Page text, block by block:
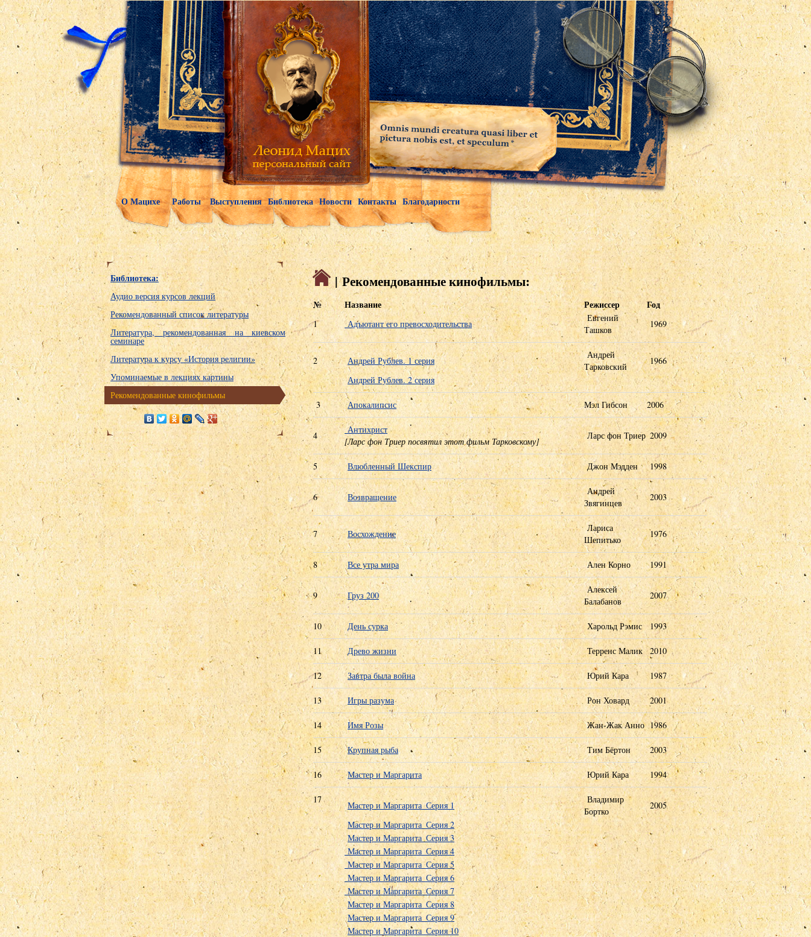
О Мацихе Работы Выступления Библиотека Новости Контакты Благодарности
Библиотека:
Аудио версия курсов лекций
Рекомендованный список литературы
Литература, рекомендованная на киевском
семинаре
Литература к курсу «История религии»
Упоминаемые в лекциях картины
Рекомендованные кинофильмы
| Рекомендованные кинофильмы:
№ Название Режиссер Год
1 Адъютант его превосходительства
Евгений
Ташков
1969
2 Андрей Рублев. 1 серия
Андрей
Тарковский
1966
Андрей Рублев. 2 серия
3 Апокалипсис Мэл Гибсон 2006
4
Антихрист
[Ларс фон Триер посвятил этот фильм Тарковскому]
Ларс фон Триер 2009
5 Влюбленный Шекспир Джон Мэдден 1998
6 Возвращение
Андрей
Звягинцев
2003
7 Восхождение
Лариса
Шепитько
1976
8 Все утра мира Ален Корно 1991
9 Груз 200
Алексей
Балабанов
2007
10 День сурка Харольд Рэмис 1993
11 Древо жизни Терренс Малик 2010
12 Завтра была война Юрий Кара 1987
13 Игры разума Рон Ховард 2001
14 Имя Розы Жан-Жак Анно 1986
15 Крупная рыба Тим Бёртон 2003
16 Мастер и Маргарита Юрий Кара 1994
17
Мастер и Маргарита_Серия 1
Владимир
Бортко
2005
Мастер и Маргарита_Серия 2
Мастер и Маргарита_Серия 3
Мастер и Маргарита_Серия 4
Мастер и Маргарита_Серия 5
Мастер и Маргарита_Серия 6
Мастер и Маргарита_Серия 7
Мастер и Маргарита_Серия 8
Мастер и Маргарита_Серия 9
Мастер и Маргарита_Серия 10